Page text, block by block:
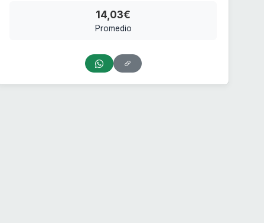
14,03€
Promedio